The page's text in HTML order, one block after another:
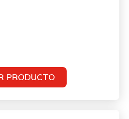
PRODUCTO